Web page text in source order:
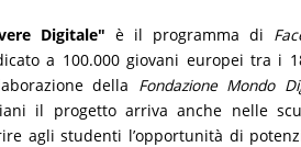
Digitale" è il programma di
a 100.000 giovani europei tra i
della Fondazione Mondo
il progetto arriva anche nelle
agli studenti l’opportunità di